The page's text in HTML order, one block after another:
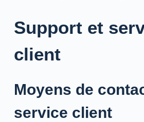
Support et
client
Moyens de
service client